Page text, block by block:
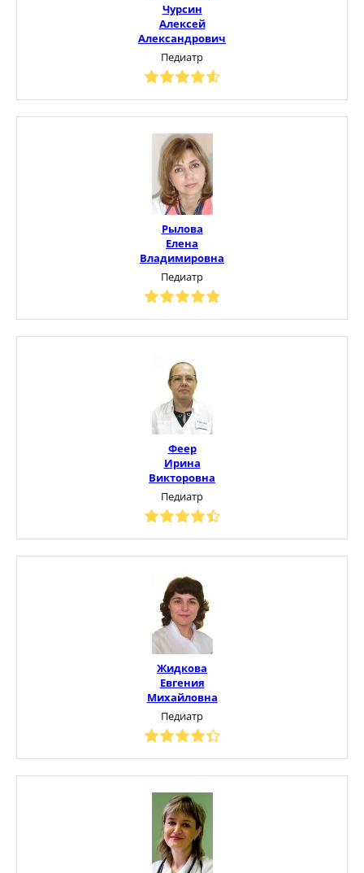
Чурсин
Алексей
Александрович
Педиатр
Рылова
Елена
Владимировна
Педиатр
Феер
Ирина
Викторовна
Педиатр
Жидкова
Евгения
Михайловна
Педиатр